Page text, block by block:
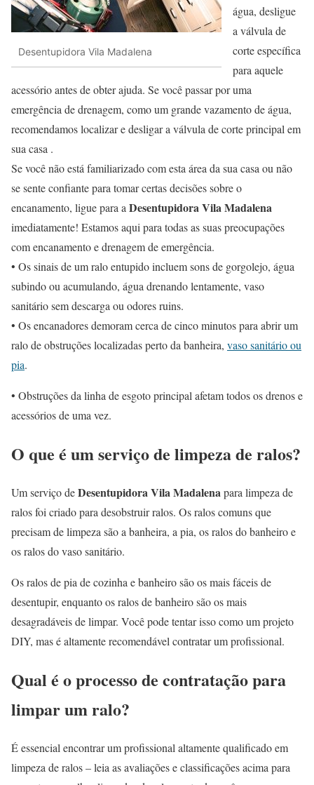
Desentupidora Vila Madalena
água, desligue
a válvula de
corte específica
para aquele
acessório antes de obter ajuda. Se você passar por uma
emergência de drenagem, como um grande vazamento de água,
recomendamos localizar e desligar a válvula de corte principal em
sua casa .
Se você não está familiarizado com esta área da sua casa ou não
se sente confiante para tomar certas decisões sobre o
encanamento, ligue para a Desentupidora Vila Madalena
imediatamente! Estamos aqui para todas as suas preocupações
com encanamento e drenagem de emergência.
• Os sinais de um ralo entupido incluem sons de gorgolejo, água
subindo ou acumulando, água drenando lentamente, vaso
sanitário sem descarga ou odores ruins.
• Os encanadores demoram cerca de cinco minutos para abrir um
ralo de obstruções localizadas perto da banheira, vaso sanitário ou
pia.
• Obstruções da linha de esgoto principal afetam todos os drenos e
acessórios de uma vez.
O que é um serviço de limpeza de ralos?
Um serviço deDesentupidora Vila Madalenapara limpeza de
ralos foi criado para desobstruir ralos. Os ralos comuns que
precisam de limpeza são a banheira, a pia, os ralos do banheiro e
os ralos do vaso sanitário.
Os ralos de pia de cozinha e banheiro são os mais fáceis de
desentupir, enquanto os ralos de banheiro são os mais
desagradáveis de limpar. Você pode tentar isso como um projeto
DIY, mas é altamente recomendável contratar um profissional.
Qual é o processo de contratação para
limpar um ralo?
É essencial encontrar um profissional altamente qualificado em
limpeza de ralos – leia as avaliações e classificações acima para